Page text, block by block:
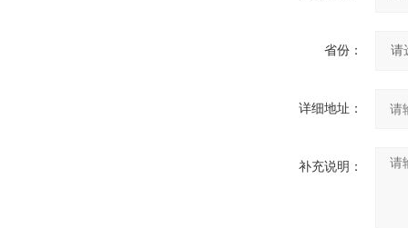
省份：
详细地址：
补充说明：